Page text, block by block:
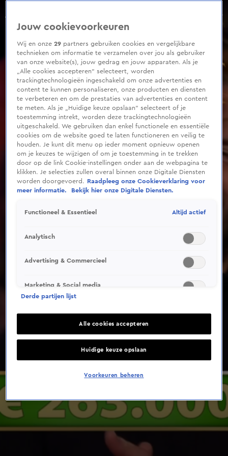
Meest onvoorspelbare kandidaat OOIT wint 263.000 euro!
of
seconds
Jouw cookievoorkeuren
Wij en onze29 partners gebruiken cookies en vergelijkbare
technieken om informatie te verzamelen over jou als gebruiker
van onze website(s), jouw gedrag en jouw apparaten. Als je
„Alle cookies accepteren” selecteert, worden
trackingtechnologieën ingeschakeld om onze advertenties en
content te kunnen personaliseren, onze producten en diensten
te verbeteren en om de prestaties van advertenties en content
te meten. Als je „Huidige keuze opslaan” selecteert of je
toestemming intrekt, worden deze trackingtechnologieën
uitgeschakeld. We gebruiken dan enkel functionele en essentiële
cookies om de website goed te laten functioneren en veilig te
houden. Je kunt dit menu op ieder moment opnieuw openen
om je keuzes te wijzigen of om je toestemming in te trekken
door op de link Cookie-instellingen onder aan de webpagina te
klikken. Je selecties zullen overal binnen onze Digitale Diensten
worden doorgevoerd.
Raadpleeg onze Cookieverklaring voor
meer informatie.
Bekijk hier onze Digitale Diensten.
Functioneel & Essentieel Altijd actief
Analytisch
Advertising & Commercieel
Marketing & Social media
Derde partijen lijst
Alle cookies accepteren
Huidige keuze opslaan
Voorkeuren beheren